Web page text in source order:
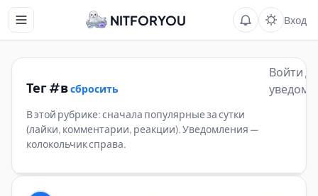
NITFORYOU Вход
Тег #всбросить
В этой рубрике: сначала популярные за сутки
(лайки, комментарии, реакции). Уведомления —
колокольчик справа.
Войти